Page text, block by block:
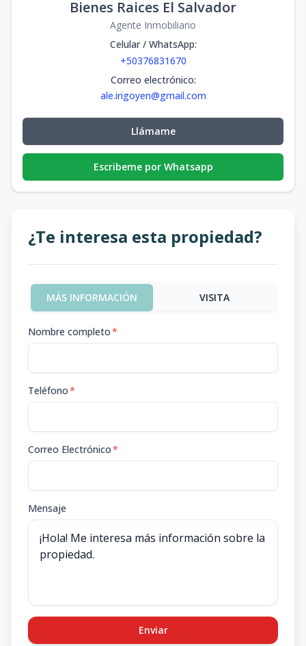
Bienes Raices El Salvador
Agente Inmobiliario
Celular / WhatsApp:
+50376831670
Correo electrónico:
ale.irigoyen@gmail.com
Llámame
Escribeme por Whatsapp
¿Te interesa esta propiedad?
MÁS INFORMACIÓN VISITA
Nombre completo*
Teléfono*
Correo Electrónico*
Mensaje
Enviar